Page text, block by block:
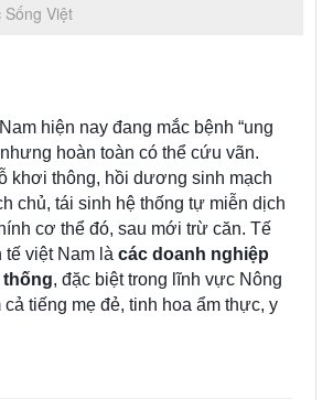
Sống Việt
hiện nay đang mắc bệnh “ung
hoàn toàn có thể cứu vãn.
khơi thông, hồi dương sinh mạch
chủ, tái sinh hệ thống tự miễn dịch
cơ thể đó, sau mới trừ căn. Tế
tế việt Nam làcác doanh nghiệp
thống, đặc biệt trong lĩnh vực Nông
cả tiếng mẹ đẻ, tinh hoa ẩm thực, y